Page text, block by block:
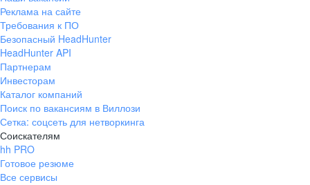
Реклама на сайте
Требования к ПО
Безопасный HeadHunter
HeadHunter API
Партнерам
Инвесторам
Каталог компаний
Поиск по вакансиям в Виллози
Сетка: соцсеть для нетворкинга
Соискателям
hh PRO
Готовое резюме
Все сервисы